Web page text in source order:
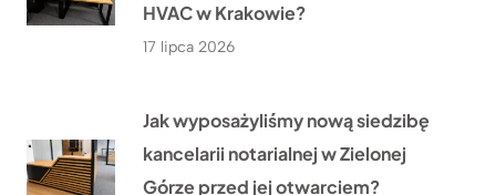
HVAC w Krakowie?
17 lipca 2026
Jak wyposażyliśmy nową siedzibę
kancelarii notarialnej w Zielonej
Górze przed jej otwarciem?